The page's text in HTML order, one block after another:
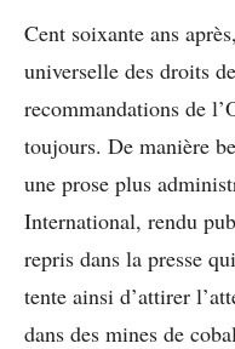
Cent soixante ans
universelle des droits
recommandations de
toujours. De manière
une prose plus
International, rendu
repris dans la presse
tente ainsi d’attirer
dans des mines de